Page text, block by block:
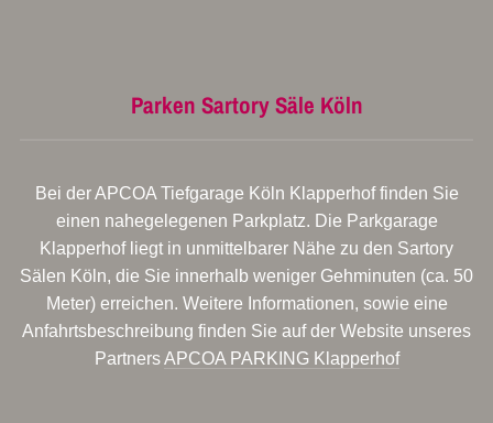
Parken Sartory Säle Köln
Bei der APCOA Tiefgarage Köln Klapperhof finden Sie
einen nahegelegenen Parkplatz. Die Parkgarage
Klapperhof liegt in unmittelbarer Nähe zu den Sartory
Sälen Köln, die Sie innerhalb weniger Gehminuten (ca. 50
Meter) erreichen. Weitere Informationen, sowie eine
Anfahrtsbeschreibung finden Sie auf der Website unseres
PartnersAPCOA PARKING Klapperhof